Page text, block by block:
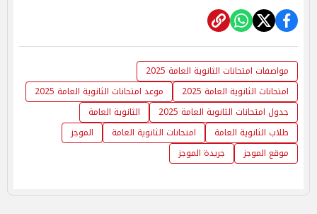
مواصفات امتحانات الثانوية العامة 2025
امتحانات الثانوية العامة 2025
موعد امتحانات الثانوية العامة 2025
جدول امتحانات الثانوية العامة 2025
الثانوية العامة
طلاب الثانوية العامة
امتحانات الثانوية العامة
الموجز
موقع الموجز
جريدة الموجز